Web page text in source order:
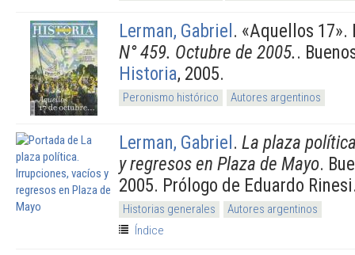
Lerman, Gabriel. «Aquellos 17».
N° 459. Octubre de 2005..
Historia, 2005.
Peronismo histórico Autores argentinos
Lerman, Gabriel. La plaza
y regresos en Plaza de Mayo.
2005. Prólogo de Eduardo
Historias generales
Autores argentinos
Índice